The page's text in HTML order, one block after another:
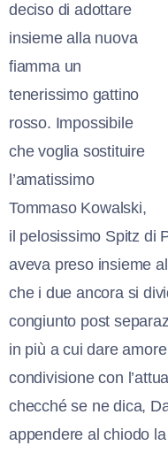
deciso di adottare
insieme alla nuova
fiamma un
tenerissimo gattino
rosso. Impossibile
che voglia sostituire
l’amatissimo
Tommaso Kowalski,
il pelosissimo Spitz di
aveva preso insieme
che i due ancora si
congiunto post
in più a cui dare
condivisione con
checché se ne dica,
appendere al chiodo